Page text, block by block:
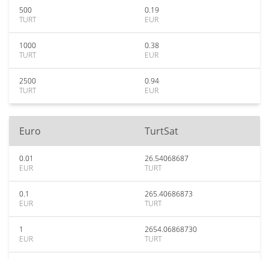
500
TURT
0.19
EUR
1000
TURT
0.38
EUR
2500
TURT
0.94
EUR
Euro TurtSat
0.01
EUR
26.54068687
TURT
0.1
EUR
265.40686873
TURT
1
EUR
2654.06868730
TURT